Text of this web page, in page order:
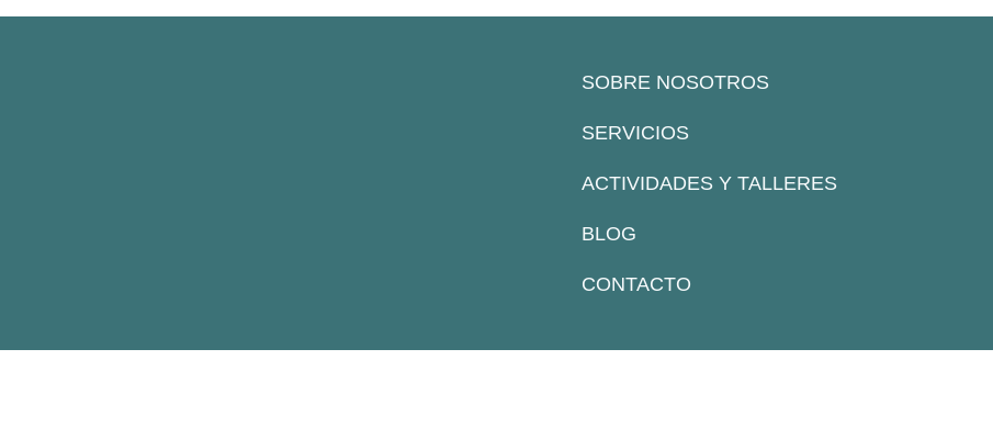
SOBRE NOSOTROS
SERVICIOS
ACTIVIDADES Y TALLERES
BLOG
CONTACTO